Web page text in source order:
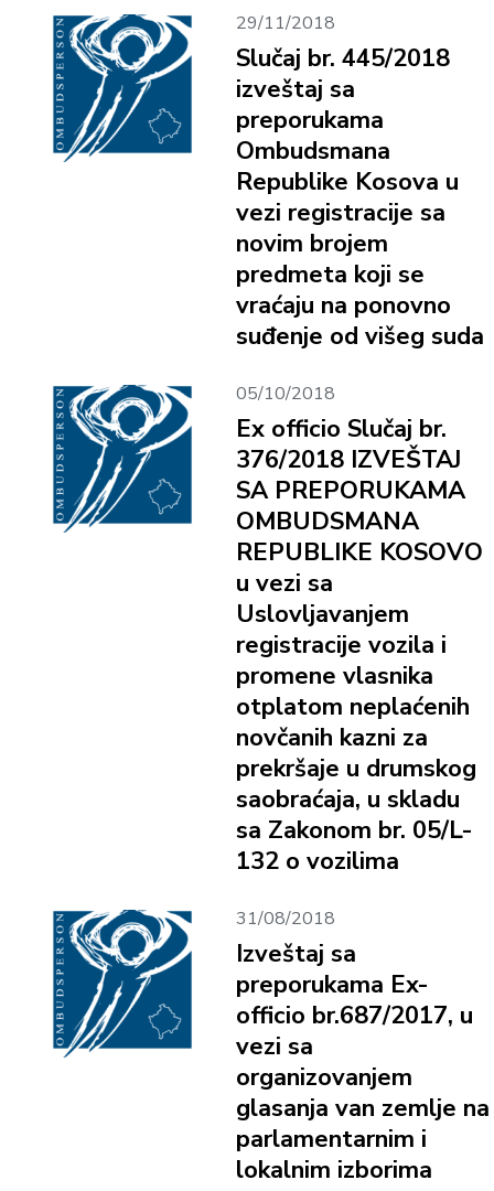
29/11/2018
Slučaj br. 445/2018
izveštaj sa
preporukama
Ombudsmana
Republike Kosova u
vezi registracije sa
novim brojem
predmeta koji se
vraćaju na ponovno
suđenje od višeg suda
05/10/2018
Ex officio Slučaj br.
376/2018 IZVEŠTAJ
SA PREPORUKAMA
OMBUDSMANA
REPUBLIKE KOSOVO
u vezi sa
Uslovljavanjem
registracije vozila i
promene vlasnika
otplatom neplaćenih
novčanih kazni za
prekršaje u drumskog
saobraćaja, u skladu
sa Zakonom br. 05/L-
132 o vozilima
31/08/2018
Izveštaj sa
preporukama Ex-
officio br.687/2017, u
vezi sa
organizovanjem
glasanja van zemlje na
parlamentarnim i
lokalnim izborima